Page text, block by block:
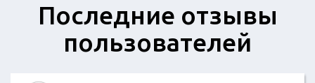
Последние отзывы
пользователей